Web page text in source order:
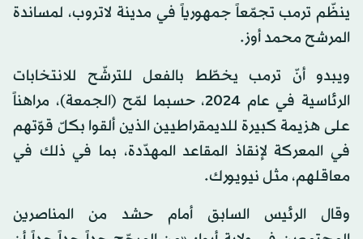
ينظّم ترمب تجمّعاً جمهورياً في مدينة لاتروب، لمساندة
المرشح محمد أوز.
ويبدو أنّ ترمب يخطّط بالفعل للترشّح للانتخابات
الرئاسية في عام 2024، حسبما لمّح (الجمعة)، مراهناً
على هزيمة كبيرة للديمقراطيين الذين ألقوا بكلّ قوّتهم
في المعركة لإنقاذ المقاعد المهدّدة، بما في ذلك في
معاقلهم، مثل نيويورك.
وقال الرئيس السابق أمام حشد من المناصرين